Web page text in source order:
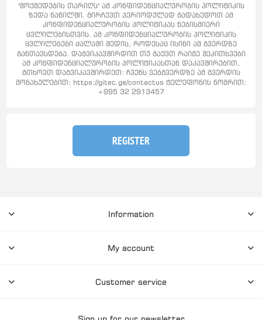
"მოქმედების თარიღს" ამ კონფიდენციალურობის პოლიტიკის
ზედა ნაწილში. გირჩევთ პერიოდულად გადახედოთ ამ
კონფიდენციალურობის პოლიტიკას ნებისმიერი
ცვლილებისთვის. ამ კონფიდენციალურობის პოლიტიკის
ცვლილებები ძალაში შედის, როდესაც ისინი ამ გვერდზე
განთავსდება. დაგვიკავშირდით თუ გაქვთ რაიმე შეკითხვები
ამ კონფიდენციალურობის პოლიტიკასთან დაკავშირებით,
გთხოვთ დაგვიკავშირდეთ: ჩვენს ვებგვერდზე ამ გვერდის
მონახულებით: https://gitec.ge/contactus ტელეფონის ნომრით:
+995 32 2913457
REGISTER
Information
My account
Customer service